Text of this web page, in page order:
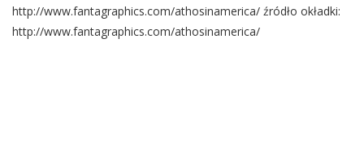
http://www.fantagraphics.com/athosinamerica/ źródło okładki:
http://www.fantagraphics.com/athosinamerica/